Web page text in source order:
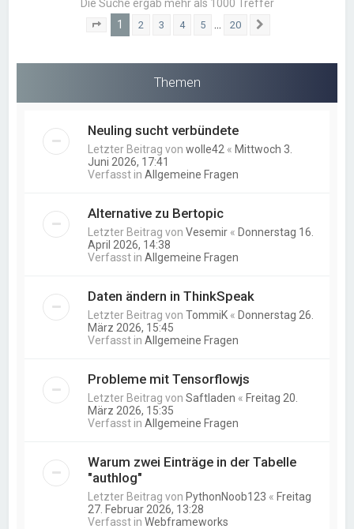
Die Suche ergab mehr als 1000 Treffer
Seite von 20
1 2 3 4 5 … 20
Themen
Neuling sucht verbündete
Letzter Beitrag vonwolle42 « Mittwoch 3.
Juni 2026, 17:41
Verfasst inAllgemeine Fragen
Alternative zu Bertopic
Letzter Beitrag vonVesemir « Donnerstag 16.
April 2026, 14:38
Verfasst inAllgemeine Fragen
Daten ändern in ThinkSpeak
Letzter Beitrag vonTommiK « Donnerstag 26.
März 2026, 15:45
Verfasst inAllgemeine Fragen
Probleme mit Tensorflowjs
Letzter Beitrag vonSaftladen « Freitag 20.
März 2026, 15:35
Verfasst inAllgemeine Fragen
Warum zwei Einträge in der Tabelle
"authlog"
Letzter Beitrag von PythonNoob123 « Freitag
27. Februar 2026, 13:28
Verfasst inWebframeworks